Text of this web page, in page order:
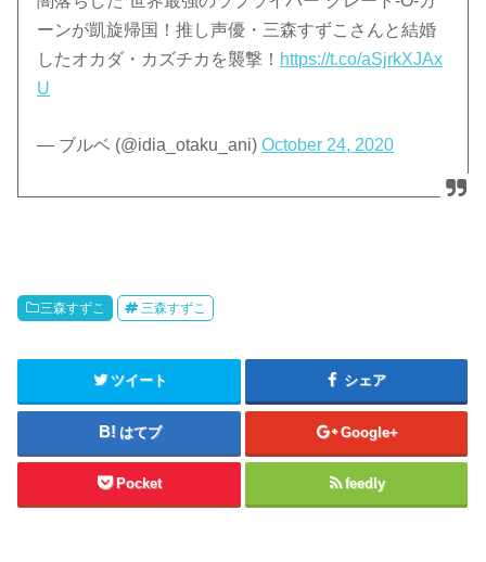
ーンが凱旋帰国！推し声優・三森すずこさんと結婚
したオカダ・カズチカを襲撃！ https://t.co/aSjrkXJAx
U
— ブルベ (@idia_otaku_ani)October 24, 2020
三森すずこ 三森すずこ
ツイート シェア
はてブ Google+
Pocket feedly